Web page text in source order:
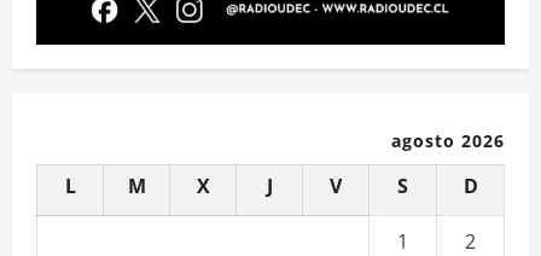
agosto 2026
L M X J V S D
1
2